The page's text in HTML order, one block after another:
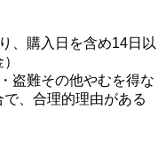
、購入日を含め14日以
盗難その他やむを得な
、合理的理由がある